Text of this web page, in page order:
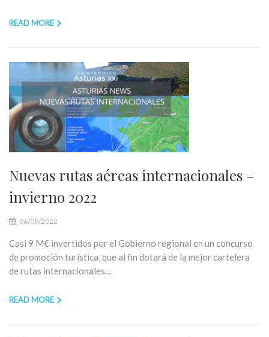
READ MORE
Nuevas rutas aéreas internacionales –
invierno 2022
06/09/2022
Casi 9 M€ invertidos por el Gobierno regional en un concurso
de promoción turística, que al fin dotará de la mejor cartelera
de rutas internacionales…
READ MORE